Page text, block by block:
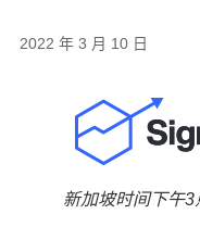
2022 年 3 月 10 日
新加坡时间下午3